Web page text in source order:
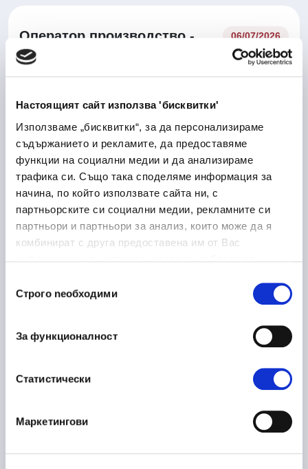
Настоящият сайт използва 'бисквитки'
Използваме „бисквитки“, за да персонализираме
съдържанието и рекламите, да предоставяме
функции на социални медии и да анализираме
трафика си. Също така споделяме информация за
начина, по който използвате сайта ни, с
партньорските си социални медии, рекламните си
партньори и партньори за анализ, които може да я
комбинират с друга предоставена им от Вас
наСтрого nеобходими
За функционалност
Статистически
Маркетингови
Оператор производство -
Лекарствени продукти
06/07/2026
Health Care and Pharmaceutical
Dupnitsa
Laboratory Logistics
Associate
30/06/2026
Health Care and Pharmaceutical
On-siteSofia
Plovdiv